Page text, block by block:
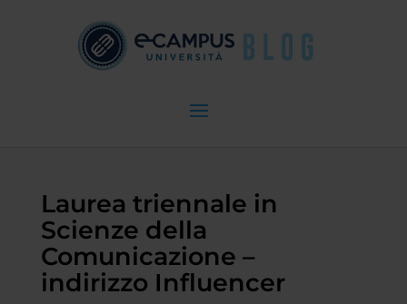
Laurea triennale in
Scienze della
Comunicazione –
indirizzo Influencer